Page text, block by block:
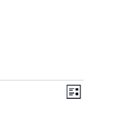
Liste